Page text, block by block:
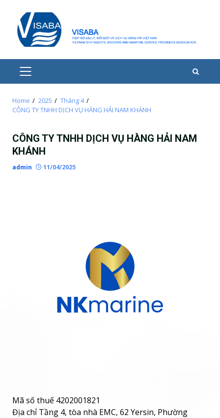
content
PRIMARY
Home 2025
Tháng 4
CÔNG TY TNHH DỊCH VỤ HÀNG HẢI NAM KHÁNH
CÔNG TY TNHH DỊCH VỤ HÀNG HẢI NAM
KHÁNH
admin 11/04/2025
Mã số thuế 4202001821
Địa chỉ Tầng 4, tòa nhà EMC, 62 Yersin, Phường